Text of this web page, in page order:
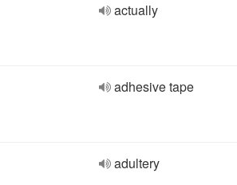
actually
adhesive tape
adultery